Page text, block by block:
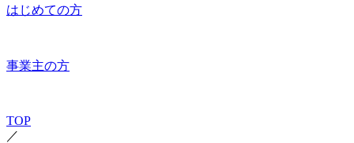
はじめての方
事業主の方
TOP
／